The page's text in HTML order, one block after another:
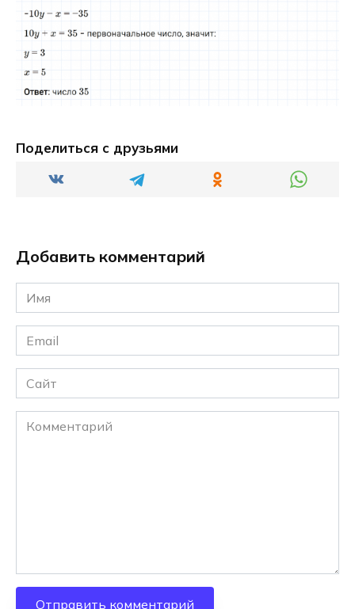
Поделиться с друзьями
Добавить комментарий
Имя
*
Email
*
Сайт
Комментарий